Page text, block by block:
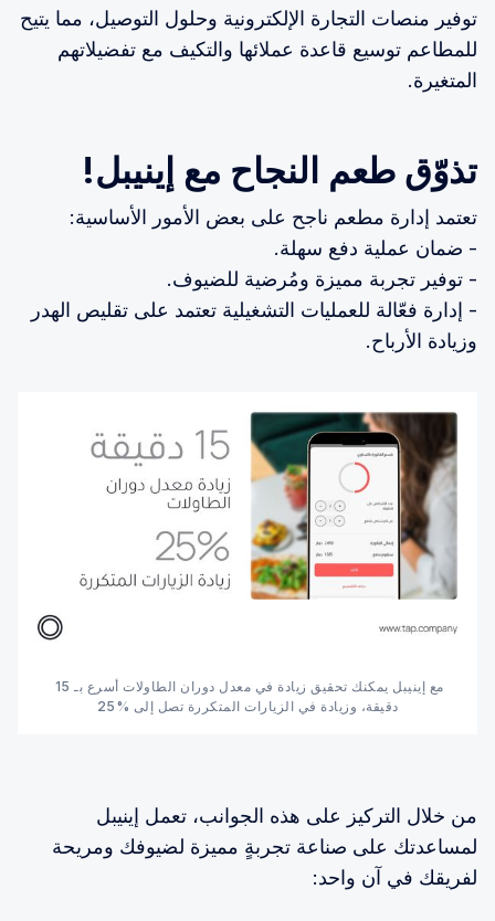
توفير منصات التجارة الإلكترونية وحلول التوصيل، مما يتيح
للمطاعم توسيع قاعدة عملائها والتكيف مع تفضيلاتهم
المتغيرة.
تذوّق طعم النجاح مع إينيبل!
تعتمد إدارة مطعم ناجح على بعض الأمور الأساسية:
- ضمان عملية دفع سهلة.
- توفير تجربة مميزة ومُرضية للضيوف.
- إدارة فعّالة للعمليات التشغيلية تعتمد على تقليص الهدر
وزيادة الأرباح.
دقيقة، وزيادة في الزيارات المتكررة تصل إلى %25
من خلال التركيز على هذه الجوانب، تعمل إينيبل
لمساعدتك على صناعة تجربةٍ مميزة لضيوفك ومريحة
لفريقك في آن واحد: